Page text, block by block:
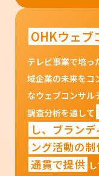
OHKウェブ
テレビ事業で培っ
域企業の未来をコ
なウェブコンサル
調査分析を通して
し、ブラン
ング活動の
通貫で提供